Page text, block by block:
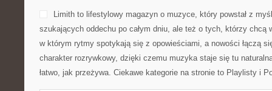
Limith to lifestylowy magazyn o muzyce, który powstał z
szukających oddechu po całym dniu, ale też o tych, którzy chcą
w którym rytmy spotykają się z opowieściami, a nowości łączą
charakter rozrywkowy, dzięki czemu muzyka staje się tu
łatwo, jak przeżywa. Ciekawe kategorie na stronie to Playlisty i